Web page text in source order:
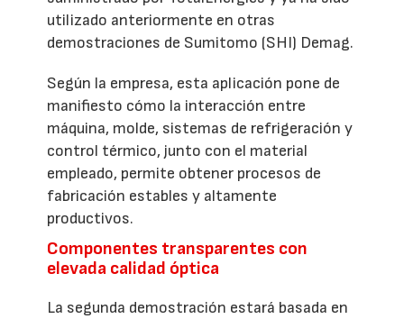
utilizado anteriormente en otras
demostraciones de Sumitomo (SHI) Demag.
Según la empresa, esta aplicación pone de
manifiesto cómo la interacción entre
máquina, molde, sistemas de refrigeración y
control térmico, junto con el material
empleado, permite obtener procesos de
fabricación estables y altamente
productivos.
Componentes transparentes con
elevada calidad óptica
La segunda demostración estará basada en